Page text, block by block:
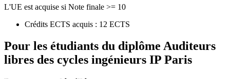
L'UE est acquise si Note finale >= 10
Crédits ECTS acquis : 12 ECTS
Pour les étudiants du diplôme Auditeurs
libres des cycles ingénieurs IP Paris